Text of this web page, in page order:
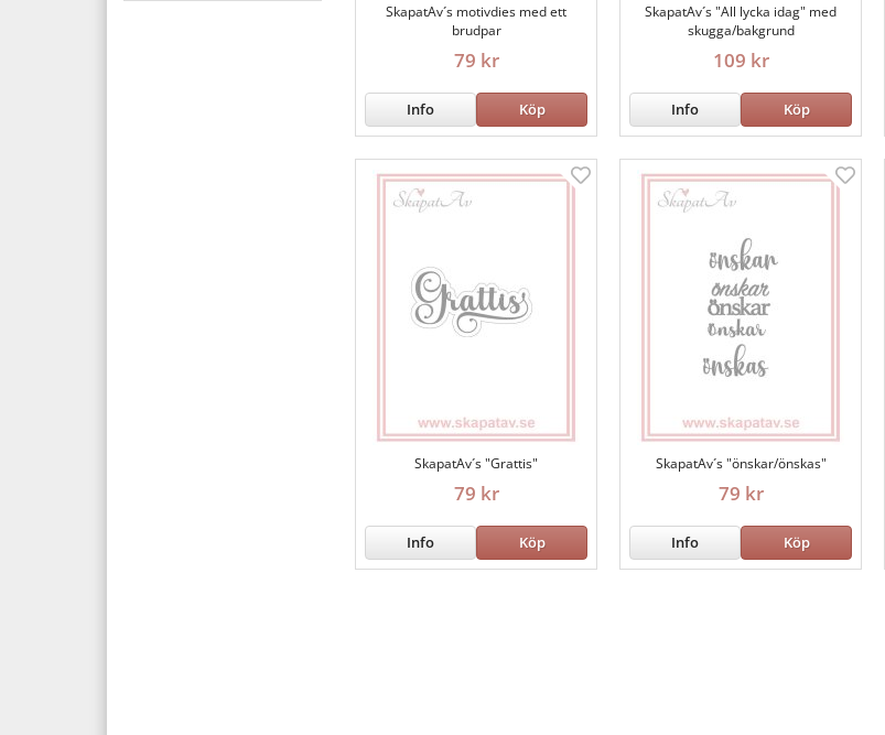
SkapatAv´s motivdies med ett
brudpar
79 kr
Info Köp
SkapatAv´s "All lycka idag" med
skugga/bakgrund
109 kr
Info Köp
SkapatAv´s "Grattis"
79 kr
Info Köp
SkapatAv´s "önskar/önskas"
79 kr
Info Köp